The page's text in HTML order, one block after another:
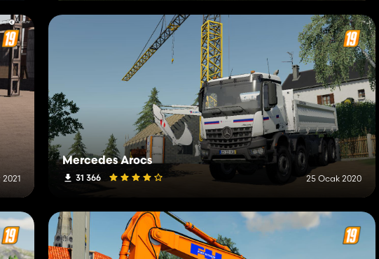
Mercedes Arocs
31 366 25 Ocak 2020